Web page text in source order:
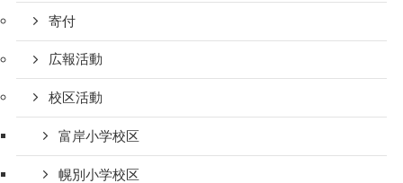
寄付
広報活動
校区活動
富岸小学校区
幌別小学校区